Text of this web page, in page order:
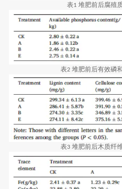
表1 堆肥前后腐殖
表2 堆肥前后有效磷
表3 堆肥前后木质纤